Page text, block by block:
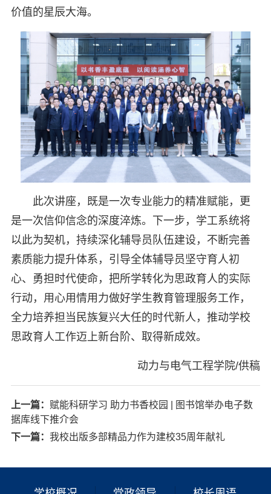
价值的星辰大海。
此次讲座，既是一次专业能力的精准赋能，更
是一次信仰信念的深度淬炼。下一步，学工系统将
以此为契机，持续深化辅导员队伍建设，不断完善
素质能力提升体系，引导全体辅导员坚守育人初
心、勇担时代使命，把所学转化为思政育人的实际
行动，用心用情用力做好学生教育管理服务工作，
全力培养担当民族复兴大任的时代新人，推动学校
思政育人工作迈上新台阶、取得新成效。
动力与电气工程学院/供稿
上一篇： 赋能科研学习 助力书香校园 | 图书馆举办电子数
据库线下推介会
下一篇： 我校出版多部精品力作为建校35周年献礼